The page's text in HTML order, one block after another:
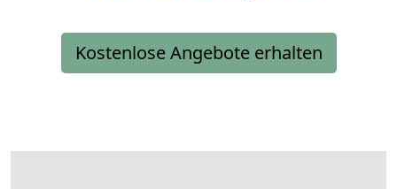
Kostenlose Angebote erhalten